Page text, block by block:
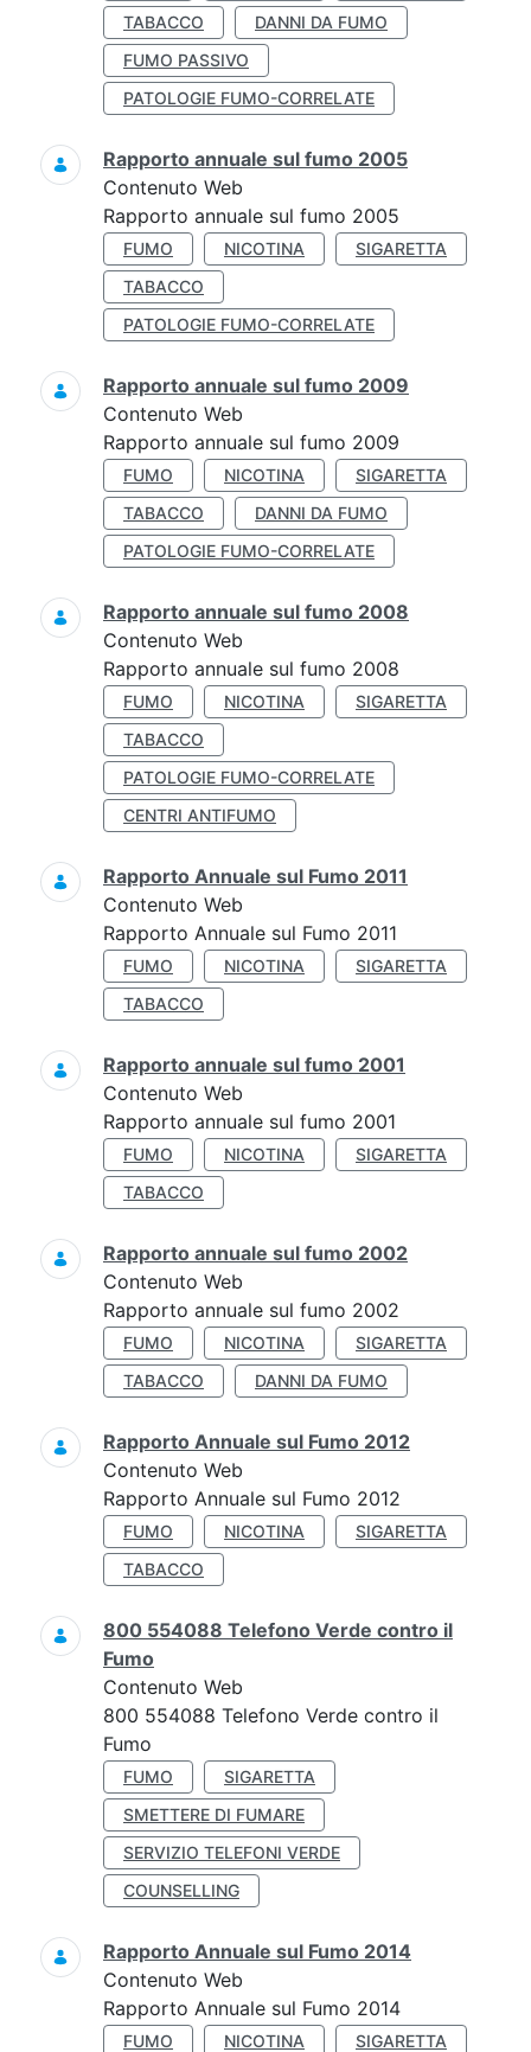
TABACCO
DANNI DA FUMO
FUMO PASSIVO
PATOLOGIE FUMO-CORRELATE
Rapporto annuale sul fumo 2005
Contenuto Web
Rapporto annuale sul fumo 2005
FUMO NICOTINA
SIGARETTA
TABACCO
PATOLOGIE FUMO-CORRELATE
Rapporto annuale sul fumo 2009
Contenuto Web
Rapporto annuale sul fumo 2009
FUMO NICOTINA
SIGARETTA
TABACCO
DANNI DA FUMO
PATOLOGIE FUMO-CORRELATE
Rapporto annuale sul fumo 2008
Contenuto Web
Rapporto annuale sul fumo 2008
FUMO NICOTINA
SIGARETTA
TABACCO
PATOLOGIE FUMO-CORRELATE
CENTRI ANTIFUMO
Rapporto Annuale sul Fumo 2011
Contenuto Web
Rapporto Annuale sul Fumo 2011
FUMO NICOTINA
SIGARETTA
TABACCO
Rapporto annuale sul fumo 2001
Contenuto Web
Rapporto annuale sul fumo 2001
FUMO NICOTINA
SIGARETTA
TABACCO
Rapporto annuale sul fumo 2002
Contenuto Web
Rapporto annuale sul fumo 2002
FUMO NICOTINA
SIGARETTA
TABACCO
DANNI DA FUMO
Rapporto Annuale sul Fumo 2012
Contenuto Web
Rapporto Annuale sul Fumo 2012
FUMO NICOTINA
SIGARETTA
TABACCO
800 554088 Telefono Verde contro il
Fumo
Contenuto Web
800 554088 Telefono Verde contro il
Fumo
FUMO
SIGARETTA
SMETTERE DI FUMARE
SERVIZIO TELEFONI VERDE
COUNSELLING
Rapporto Annuale sul Fumo 2014
Contenuto Web
Rapporto Annuale sul Fumo 2014
FUMO NICOTINA SIGARETTA